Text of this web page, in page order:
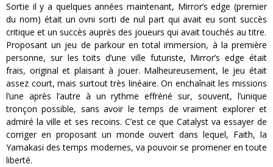
Sortie il y a quelques années maintenant, Mirror’s edge (premier
du nom) était un ovni sorti de nul part qui avait eu sont succès
critique et un succès auprès des joueurs qui avait touchés au titre.
Proposant un jeu de parkour en total immersion, à la première
personne, sur les toits d’une ville futuriste, Mirror’s edge était
frais, original et plaisant à jouer. Malheureusement, le jeu était
assez court, mais surtout très linéaire. On enchaînait les missions
l’une après l’autre à un rythme effréné sur, souvent, l’unique
tronçon possible, sans avoir le temps de vraiment explorer et
admiré la ville et ses recoins. C’est ce que Catalyst va essayer de
corriger en proposant un monde ouvert dans lequel, Faith, la
Yamakasi des temps modernes, va pouvoir se promener en toute
liberté.